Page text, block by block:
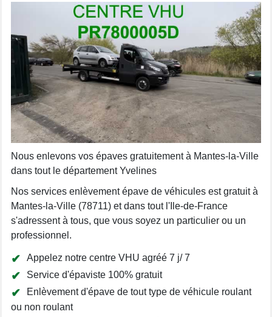
Nous enlevons vos épaves gratuitement à Mantes-la-Ville
dans tout le département Yvelines
Nos services enlèvement épave de véhicules est gratuit à
Mantes-la-Ville (78711) et dans tout l'Ile-de-France
s'adressent à tous, que vous soyez un particulier ou un
professionnel.
Appelez notre centre VHU agréé 7 j/ 7
Service d'épaviste 100% gratuit
Enlèvement d'épave de tout type de véhicule roulant
ou non roulant